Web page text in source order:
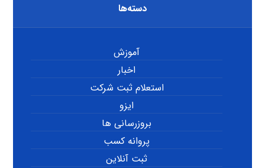
دسته‌ها
آموزش
اخبار
استعلام ثبت شرکت
ایزو
بروزرسانی ها
پروانه کسب
ثبت آنلاین